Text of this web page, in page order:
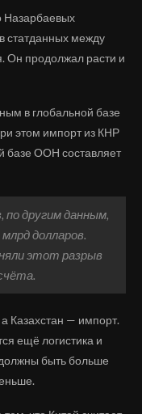
Назарбаевых
статданных между
Он продолжал расти и
в глобальной базе
этом импорт из КНР
базе ООН составляет
по другим данным,
долларов.
этот разрыв
а Казахстан — импорт.
ещё логистика и
быть больше